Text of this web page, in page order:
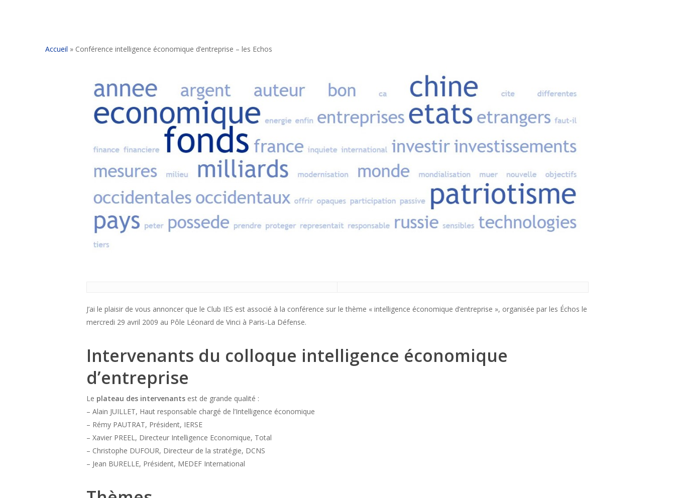
Accueil » Conférence intelligence économique d’entreprise – les Echos
J’ai le plaisir de vous annoncer que le Club IES est associé à la conférence sur le thème « intelligence économique d’entreprise », organisée par les Échos le
mercredi 29 avril 2009 au Pôle Léonard de Vinci à Paris-La Défense.
Intervenants du colloque intelligence économique
d’entreprise
Le plateau des intervenants est de grande qualité :
– Alain JUILLET, Haut responsable chargé de l’Intelligence économique
– Rémy PAUTRAT, Président, IERSE
– Xavier PREEL, Directeur Intelligence Economique, Total
– Christophe DUFOUR, Directeur de la stratégie, DCNS
– Jean BURELLE, Président, MEDEF International